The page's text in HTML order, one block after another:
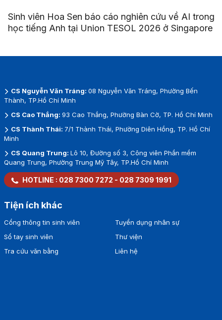
Sinh viên Hoa Sen báo cáo nghiên cứu về AI trong
học tiếng Anh tại Union TESOL 2026 ở Singapore
CS Nguyễn Văn Tráng: 08 Nguyễn Văn Tráng, Phường Bến
Thành, TP.Hồ Chí Minh
CS Cao Thắng: 93 Cao Thắng, Phường Bàn Cờ, TP. Hồ Chí Minh
CS Thành Thái: 7/1 Thành Thái, Phường Diên Hồng, TP. Hồ Chí
Minh
CS Quang Trung: Lô 10, Đường số 3, Công viên Phần mềm
Quang Trung, Phường Trung Mỹ Tây, TP.Hồ Chí Minh
HOTLINE : 028 7300 7272 - 028 7309 1991
Tiện ích khác
Cổng thông tin sinh viên
Sổ tay sinh viên
Tra cứu văn bằng
Tuyển dụng nhân sự
Thư viện
Liên hệ